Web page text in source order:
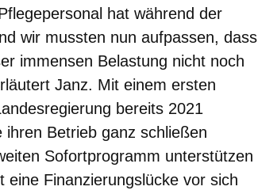
hat während der
wir mussten nun aufpassen, dass
immensen Belastung nicht noch
Janz. Mit einem ersten
bereits 2021
Betrieb ganz schließen
Sofortprogramm unterstützen
Finanzierungslücke vor sich